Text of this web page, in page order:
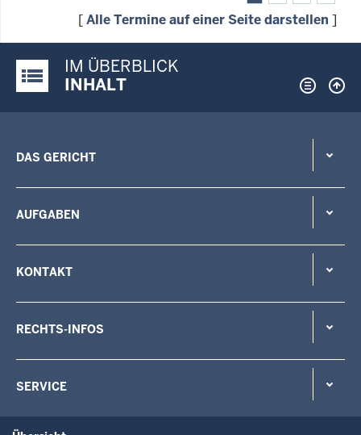
[Alle Termine auf einer Seite darstellen ]
Justiz-Portal im Überblick:
IM ÜBERBLICK
INHALT
DAS GERICHT
AUFGABEN
KONTAKT
RECHTS-INFOS
SERVICE